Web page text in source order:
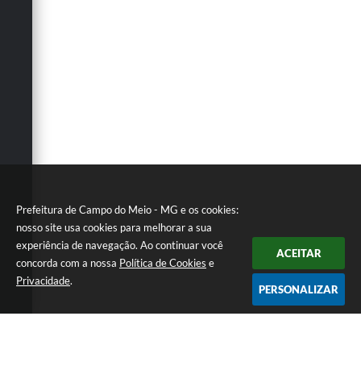
Prefeitura de Campo do Meio - MG e os cookies:
nosso site usa cookies para melhorar a sua
experiência de navegação. Ao continuar você
concorda com a nossa Política de Cookies e
Privacidade.
ACEITAR
PERSONALIZAR